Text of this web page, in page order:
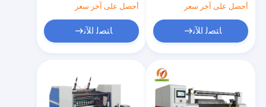
أحصل على آخر سعر
ﺎﺘﺼﻟ ﺍﻶﻧ
أحصل على آخر سعر
ﺎﺘﺼﻟ ﺍﻶﻧ